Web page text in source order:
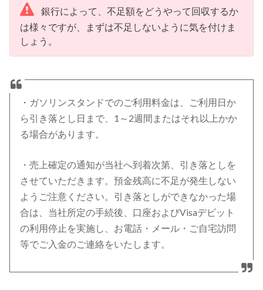
銀行によって、不足額をどうやって回収するか
は様々ですが、まずは不足しないように気を付けま
しょう。
・ガソリンスタンドでのご利用料金は、ご利用日か
ら引き落とし日まで、1～2週間またはそれ以上かか
る場合があります。
・売上確定の通知が当社へ到着次第、引き落としを
させていただきます。預金残高に不足が発生しない
ようご注意ください。引き落としができなかった場
合は、当社所定の手続後、口座およびVisaデビット
の利用停止を実施し、お電話・メール・ご自宅訪問
等でご入金のご連絡をいたします。